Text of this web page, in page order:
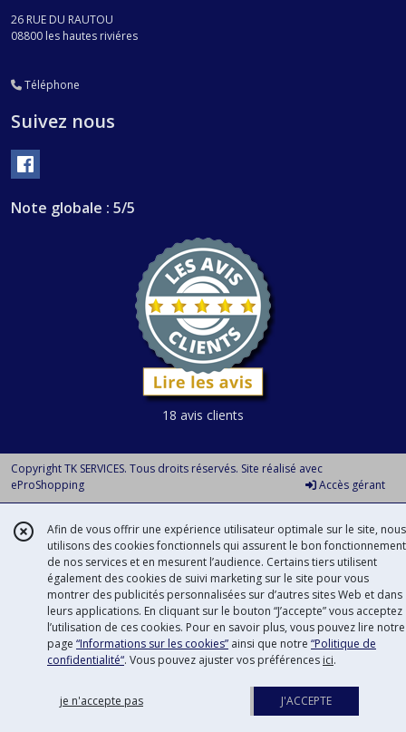
26 RUE DU RAUTOU
08800 les hautes riviéres
Téléphone
Suivez nous
Note globale : 5/5
18 avis clients
Copyright TK SERVICES. Tous droits réservés. Site réalisé avec
eProShopping
Accès gérant
Afin de vous offrir une expérience utilisateur optimale sur le site, nous
utilisons des cookies fonctionnels qui assurent le bon fonctionnement
de nos services et en mesurent l’audience. Certains tiers utilisent
également des cookies de suivi marketing sur le site pour vous
montrer des publicités personnalisées sur d’autres sites Web et dans
leurs applications. En cliquant sur le bouton “J’accepte” vous acceptez
l’utilisation de ces cookies. Pour en savoir plus, vous pouvez lire notre
page “Informations sur les cookies” ainsi que notre “Politique de
confidentialité“. Vous pouvez ajuster vos préférences ici.
je n'accepte pas J'ACCEPTE